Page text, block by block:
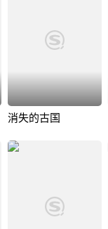
消失的古国